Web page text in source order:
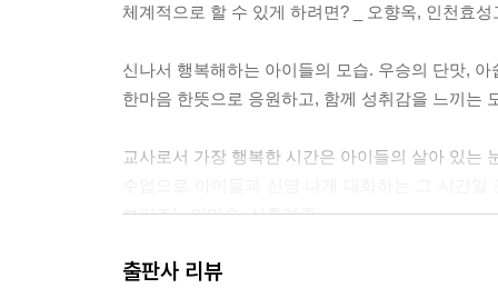
6부 아무튼 놀이터
한글통
북마블
복불복 퀴즈 랜덤 박스
체계적으로 할 수 있게 하려면? _ 오향옥, 인천효성
신나서 행복해하는 아이들의 모습. 우승의 단맛,
한마음 한뜻으로 응원하고, 함께 성취감을 느끼는
교사로서 가장 행복한 시간은 아이들의 살아 있는
보이죠! _이미숙, 신흥여중
행복한 독서, 평생 독자로 나아가는 그 길에
출판사 리뷰